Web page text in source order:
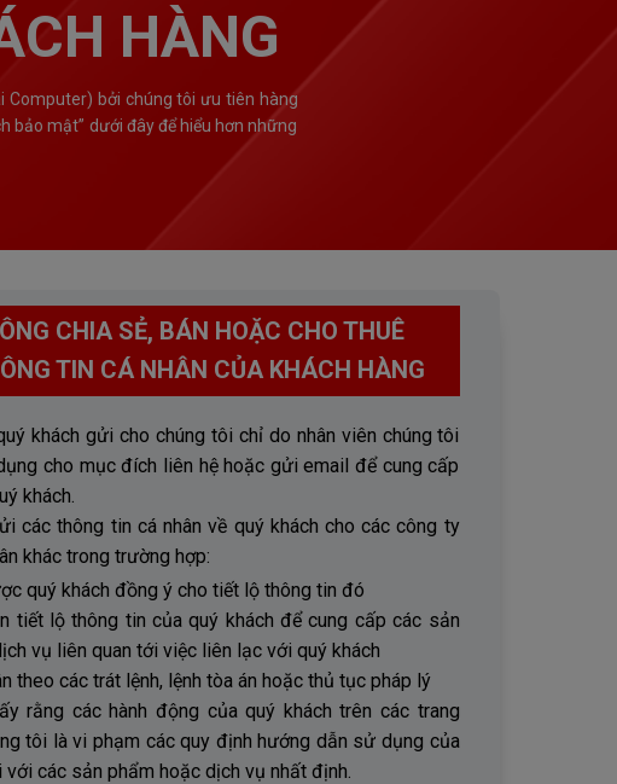
HÀNG
Computer) bởi chúng tôi ưu tiên hàng
bảo mật” dưới đây để hiểu hơn những
CHIA SẺ, BÁN HOẶC CHO THUÊ
TIN CÁ NHÂN CỦA KHÁCH HÀNG
khách gửi cho chúng tôi chỉ do nhân viên chúng tôi
cho mục đích liên hệ hoặc gửi email để cung cấp
khách.
các thông tin cá nhân về quý khách cho các công ty
khác trong trường hợp:
quý khách đồng ý cho tiết lộ thông tin đó
tiết lộ thông tin của quý khách để cung cấp các sản
vụ liên quan tới việc liên lạc với quý khách
theo các trát lệnh, lệnh tòa án hoặc thủ tục pháp lý
rằng các hành động của quý khách trên các trang
tôi là vi phạm các quy định hướng dẫn sử dụng của
các sản phẩm hoặc dịch vụ nhất định.